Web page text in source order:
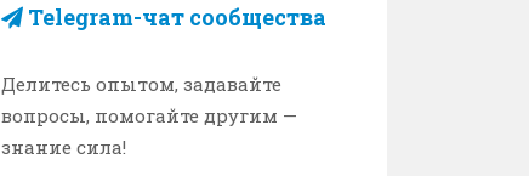
Telegram-чат сообщества
Делитесь опытом, задавайте
вопросы, помогайте другим —
знание сила!